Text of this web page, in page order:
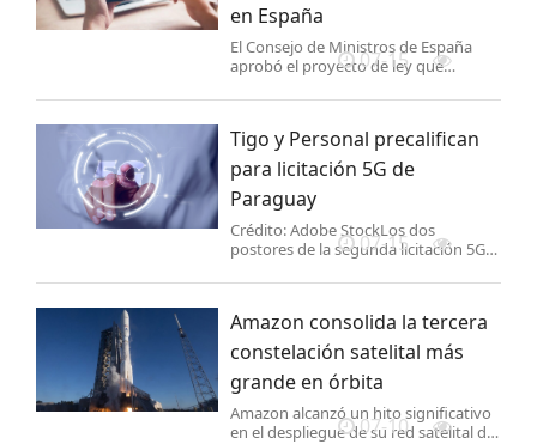
en España
El Consejo de Ministros de España
aprobó el proyecto de ley que
sector financiero para aprovechar las
texto,por el que se a
07-15
Tigo y Personal precalifican
para licitación 5G de
Paraguay
Crédito: Adobe StockLos dos
postores de la segunda licitación 5G
Personal,precalificaron al proceso
la prestación de servicios móviles de
07-15
Amazon consolida la tercera
constelación satelital más
grande en órbita
Amazon alcanzó un hito significativo
en el despliegue de su red satelital de
07-10